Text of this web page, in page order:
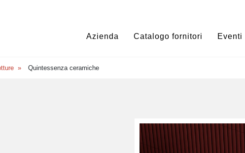
Azienda Catalogo fornitori
» Quintessenza ceramiche